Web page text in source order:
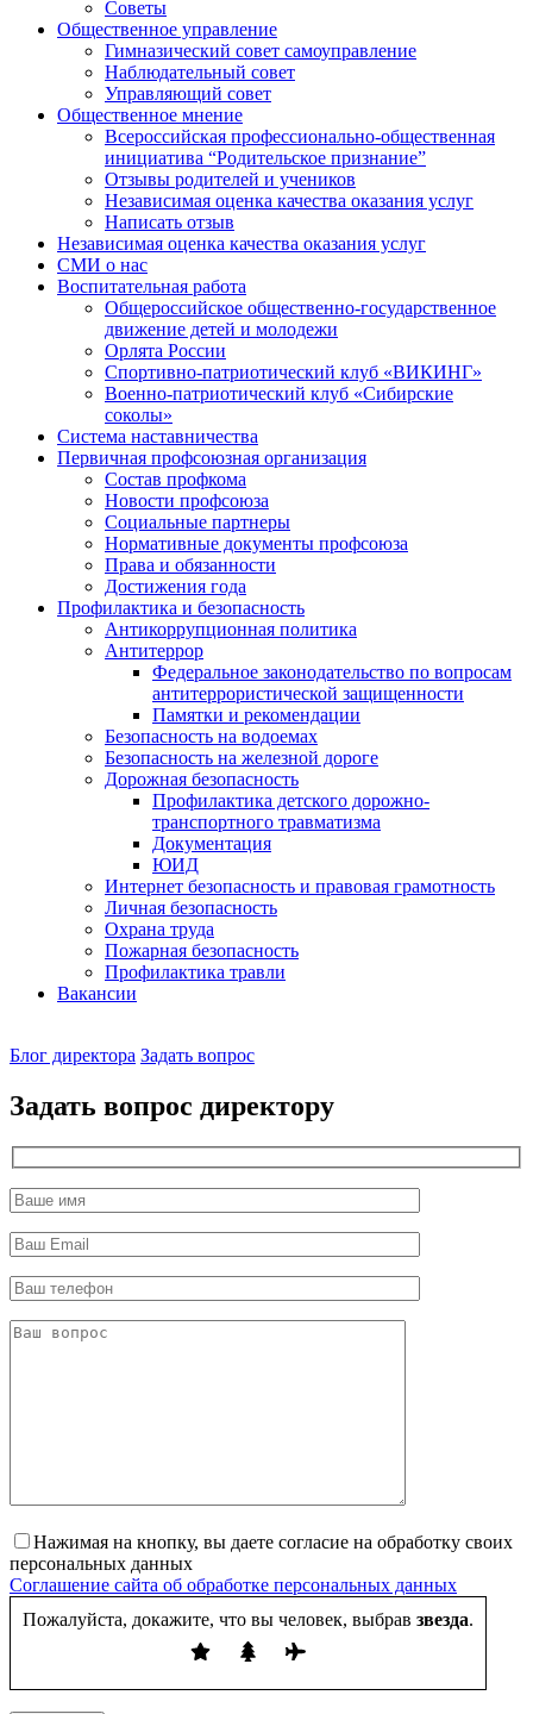
Советы
Общественное управление
Гимназический совет самоуправление
Наблюдательный совет
Управляющий совет
Общественное мнение
Всероссийская профессионально-общественная
инициатива “Родительское признание”
Отзывы родителей и учеников
Независимая оценка качества оказания услуг
Написать отзыв
Независимая оценка качества оказания услуг
СМИ о нас
Воспитательная работа
Общероссийское общественно-государственное
движение детей и молодежи
Орлята России
Спортивно-патриотический клуб «ВИКИНГ»
Военно-патриотический клуб «Сибирские
соколы»
Система наставничества
Первичная профсоюзная организация
Состав профкома
Новости профсоюза
Социальные партнеры
Нормативные документы профсоюза
Права и обязанности
Достижения года
Профилактика и безопасность
Антикоррупционная политика
Антитеррор
Федеральное законодательство по вопросам
антитеррористической защищенности
Памятки и рекомендации
Безопасность на водоемах
Безопасность на железной дороге
Дорожная безопасность
Профилактика детского дорожно-
транспортного травматизма
Документация
ЮИД
Интернет безопасность и правовая грамотность
Личная безопасность
Охрана труда
Пожарная безопасность
Профилактика травли
Вакансии
директор
Блог директора Задать вопрос
Задать вопрос директору
Нажимая на кнопку, вы даете согласие на обработку своих
персональных данных
Соглашение сайта об обработке персональных данных
Пожалуйста, докажите, что вы человек, выбрав звезда.